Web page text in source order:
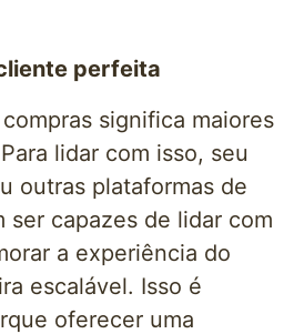
perfeita
significa maiores
lidar com isso, seu
outras plataformas de
ser capazes de lidar com
a experiência do
escalável. Isso é
oferecer uma